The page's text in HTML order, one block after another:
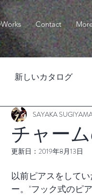
Contact
新しいカタログ
チャー
SAYAKA
更新日： 2019年8月13日
以前ピアスをして
ー。"フック式のピ